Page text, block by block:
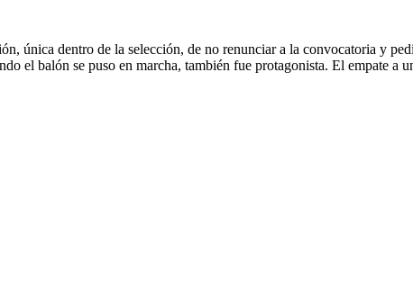
única dentro de la selección, de no renunciar a la convocatoria y
el balón se puso en marcha, también fue protagonista. El empate a